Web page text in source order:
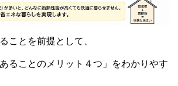
ことを前提として、
ることのメリット４つ」をわかりやす